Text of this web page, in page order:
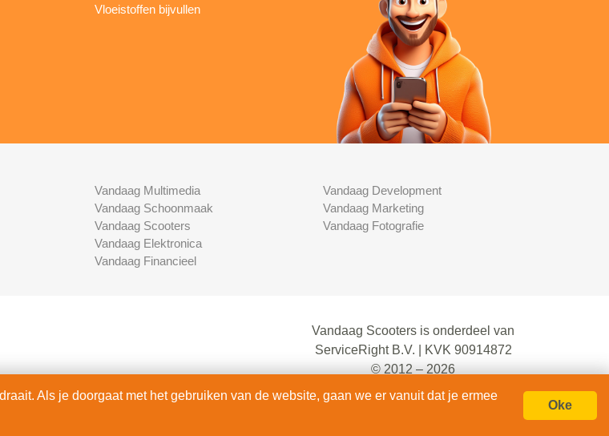
Vloeistoffen bijvullen
Vandaag Multimedia
Vandaag Schoonmaak
Vandaag Scooters
Vandaag Elektronica
Vandaag Financieel
Vandaag Development
Vandaag Marketing
Vandaag Fotografie
Vandaag Scooters is onderdeel van
ServiceRight B.V. | KVK 90914872
© 2012 – 2026
alle rechten voorbehouden.
Als je doorgaat met het gebruiken van de website, gaan we er vanuit dat je ermee
Oke